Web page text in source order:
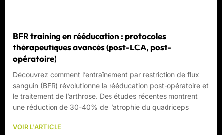
BFR training en rééducation : protocoles
thérapeutiques avancés (post-LCA, post-
opératoire)
Découvrez comment l’entraînement par restriction de flux
sanguin (BFR) révolutionne la rééducation post-opératoire et
le traitement de l’arthrose. Des études récentes montrent
une réduction de 30-40% de l’atrophie du quadriceps
VOIR L'ARTICLE